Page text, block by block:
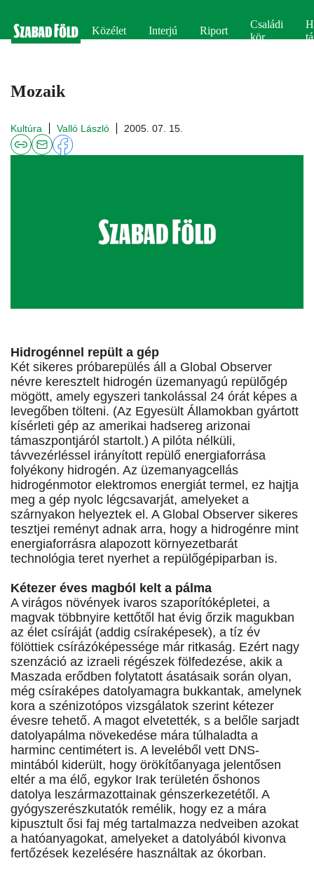
Közélet Interjú Riport
Családi
kör
Mozaik
Kultúra Valló László 2005. 07. 15.
Hidrogénnel repült a gép
Két sikeres próbarepülés áll a Global Observer
névre keresztelt hidrogén üzemanyagú repülőgép
mögött, amely egyszeri tankolással 24 órát képes a
levegőben tölteni. (Az Egyesült Államokban gyártott
kísérleti gép az amerikai hadsereg arizonai
támaszpontjáról startolt.) A pilóta nélküli,
távvezérléssel irányított repülő energiaforrása
folyékony hidrogén. Az üzemanyagcellás
hidrogénmotor elektromos energiát termel, ez hajtja
meg a gép nyolc légcsavarját, amelyeket a
szárnyakon helyeztek el. A Global Observer sikeres
tesztjei reményt adnak arra, hogy a hidrogénre mint
energiaforrásra alapozott környezetbarát
technológia teret nyerhet a repülőgépiparban is.
Kétezer éves magból kelt a pálma
A virágos növények ivaros szaporítóképletei, a
magvak többnyire kettőtől hat évig őrzik magukban
az élet csíráját (addig csíraképesek), a tíz év
fölöttiek csírázóképessége már ritkaság. Ezért nagy
szenzáció az izraeli régészek fölfedezése, akik a
Maszada erődben folytatott ásatásaik során olyan,
még csíraképes datolyamagra bukkantak, amelynek
kora a szénizotópos vizsgálatok szerint kétezer
évesre tehető. A magot elvetették, s a belőle sarjadt
datolyapálma növekedése mára túlhaladta a
harminc centimétert is. A leveléből vett DNS-
mintából kiderült, hogy örökítőanyaga jelentősen
eltér a ma élő, egykor Irak területén őshonos
datolya leszármazottainak génszerkezetétől. A
gyógyszerészkutatók remélik, hogy ez a mára
kipusztult ősi faj még tartalmazza nedveiben azokat
a hatóanyagokat, amelyeket a datolyából kivonva
fertőzések kezelésére használtak az ókorban.